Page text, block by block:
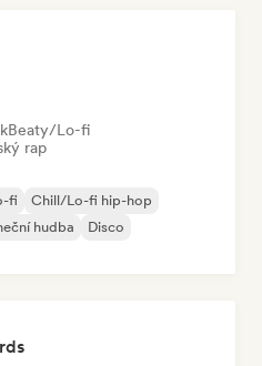
Beaty/Lo-fi
rap
fi
Chill/Lo-fi hip-hop
hudba
Disco